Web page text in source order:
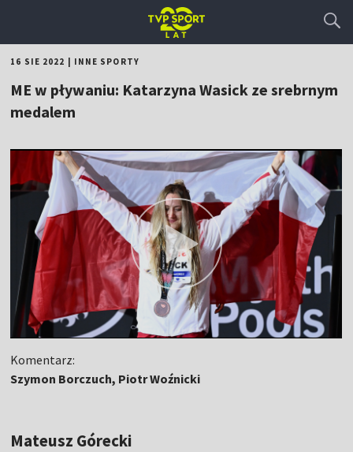
16 SIE 2022 INNE SPORTY
ME w pływaniu: Katarzyna Wasick ze srebrnym
medalem
Komentarz:
Szymon Borczuch, Piotr Woźnicki
Mateusz Górecki